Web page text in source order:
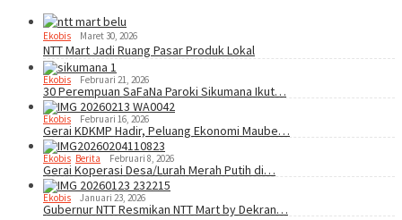
Ekobis Maret 30, 2026
NTT Mart Jadi Ruang Pasar Produk Lokal
Ekobis Februari 21, 2026
30 Perempuan SaFaNa Paroki Sikumana Ikut…
Ekobis Februari 16, 2026
Gerai KDKMP Hadir, Peluang Ekonomi Maube…
Ekobis Berita Februari 8, 2026
Gerai Koperasi Desa/Lurah Merah Putih di…
Ekobis Januari 23, 2026
Gubernur NTT Resmikan NTT Mart by Dekran…